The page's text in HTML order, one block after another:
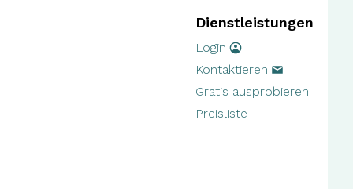
Dienstleistungen
Login
Kontaktieren
Gratis ausprobieren
Preisliste